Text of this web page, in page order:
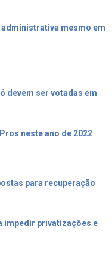
mesmo em
devem ser votadas em
neste ano de 2022
para recuperação
impedir privatizações e